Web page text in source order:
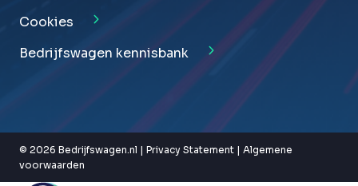
Cookies
Bedrijfswagen kennisbank
© 2026 Bedrijfswagen.nl | Privacy Statement | Algemene
voorwaarden